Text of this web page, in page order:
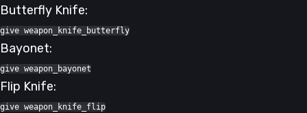
Butterfly Knife:
give weapon_knife_butterfly
Bayonet:
give weapon_bayonet
Flip Knife:
give weapon_knife_flip